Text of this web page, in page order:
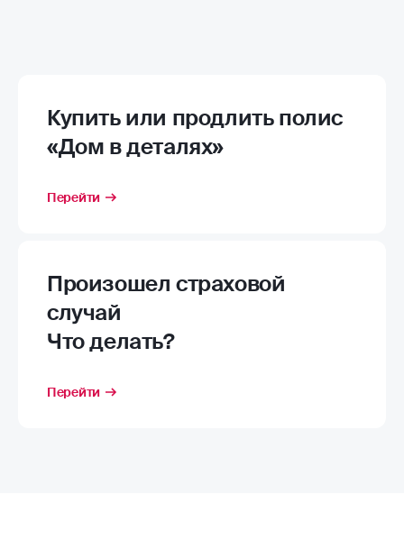
Купить или продлить полис
«Дом в деталях»
Перейти
Произошел страховой
случай
Что делать?
Перейти